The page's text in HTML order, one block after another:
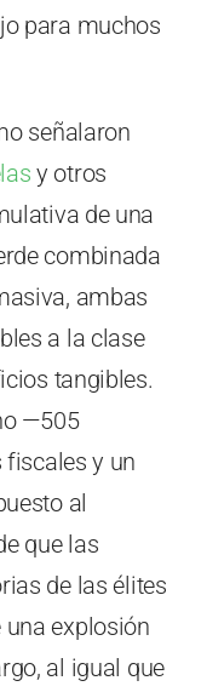
para muchos
señalaron
y otros
de una
combinada
ambas
a la clase
tangibles.
—505
fiscales y un
al
que las
de las élites
explosión
al igual que